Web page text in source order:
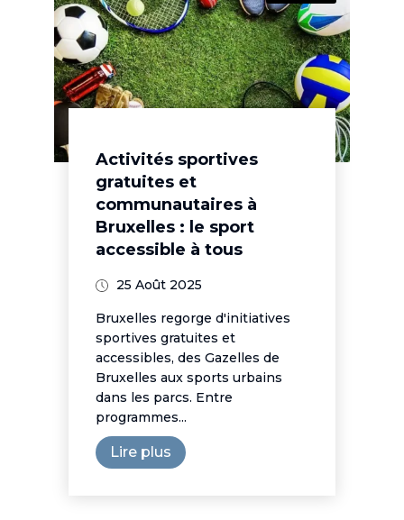
Activités sportives
gratuites et
communautaires à
Bruxelles : le sport
accessible à tous
25 Août 2025
Bruxelles regorge d'initiatives
sportives gratuites et
accessibles, des Gazelles de
Bruxelles aux sports urbains
dans les parcs. Entre
programmes...
Lire plus